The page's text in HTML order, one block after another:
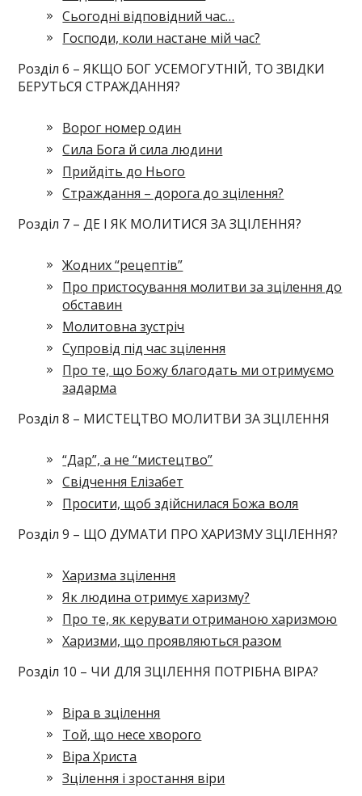
Сьогодні відповідний час…
Господи, коли настане мій час?
Розділ 6 – ЯКЩО БОГ УСЕМОГУТНІЙ, ТО ЗВІДКИ
БЕРУТЬСЯ СТРАЖДАННЯ?
Ворог номер один
Сила Бога й сила людини
Прийдіть до Нього
Страждання – дорога до зцілення?
Розділ 7 – ДЕ І ЯК МОЛИТИСЯ ЗА ЗЦІЛЕННЯ?
Жодних “рецептів”
Про пристосування молитви за зцілення до
обставин
Молитовна зустріч
Супровід під час зцілення
Про те, що Божу благодать ми отримуємо
задарма
Розділ 8 – МИСТЕЦТВО МОЛИТВИ ЗА ЗЦІЛЕННЯ
“Дар”, а не “мистецтво”
Свідчення Елізабет
Просити, щоб здійснилася Божа воля
Розділ 9 – ЩО ДУМАТИ ПРО ХАРИЗМУ ЗЦІЛЕННЯ?
Харизма зцілення
Як людина отримує харизму?
Про те, як керувати отриманою харизмою
Харизми, що проявляються разом
Розділ 10 – ЧИ ДЛЯ ЗЦІЛЕННЯ ПОТРІБНА ВІРА?
Віра в зцілення
Той, що несе хворого
Віра Христа
Зцілення і зростання віри